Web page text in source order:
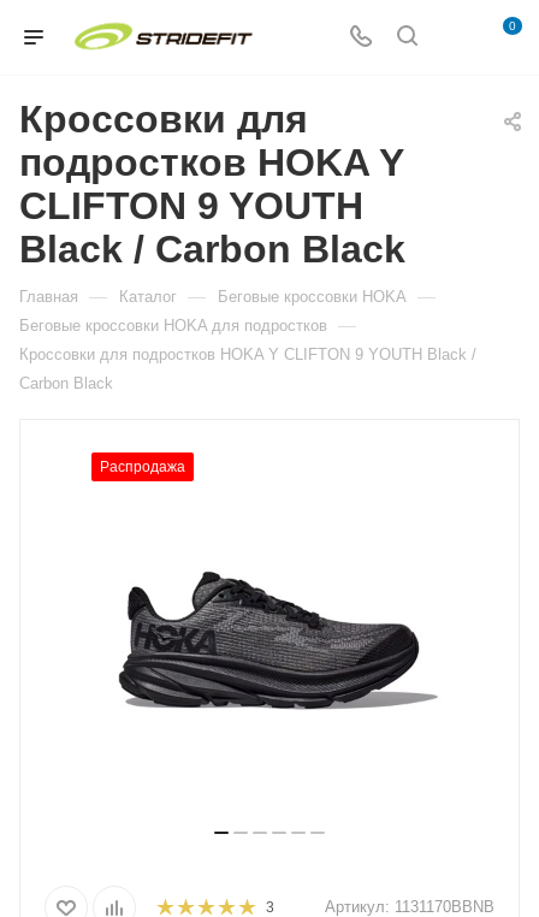
0
Кроссовки для
подростков HOKA Y
CLIFTON 9 YOUTH
Black / Carbon Black
Главная — Каталог — Беговые кроссовки HOKA —
Беговые кроссовки HOKA для подростков —
Кроссовки для подростков HOKA Y CLIFTON 9 YOUTH Black /
Carbon Black
Распродажа
3 Артикул: 1131170BBNB